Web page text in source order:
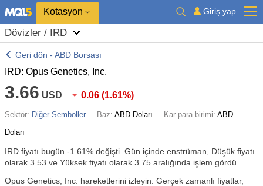
Kotasyon Giriş yap
Dövizler / IRD
Geri dön - ABD Borsası
IRD: Opus Genetics, Inc.
3.66 USD 0.06 (1.61%)
Sektör: Diğer Semboller Baz: ABD Doları Kar para birimi: ABD
Doları
IRD fiyatı bugün -1.61% değişti. Gün içinde enstrüman, Düşük fiyatı
olarak 3.53 ve Yüksek fiyatı olarak 3.75 aralığında işlem gördü.
Opus Genetics, Inc. hareketlerini izleyin. Gerçek zamanlı fiyatlar,